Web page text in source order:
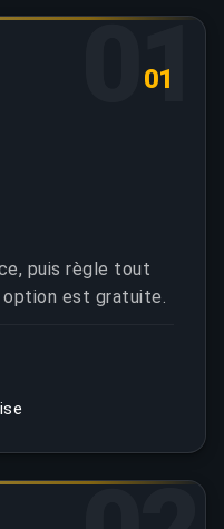
01
01
puis règle tout
option est gratuite.